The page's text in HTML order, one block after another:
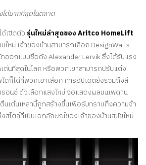
ด้มากที่สุดในตลาด
เปิดตัว รุ่นใหม่ล่าสุดของ Aritco HomeLift
หม่ เจ้าของบ้านสามารถเลือก DesignWalls
ออกแบบชื่อดัง Alexander Lervik ซึ่งได้รับแรง
ด่นที่สุดในโลก หรือพวกเขาสามารถปรับแต่ง
ดก็ได้ที่พวกเขาเลือก การอัปเดตยังรวมถึงสี
อนซ์ ตัวเลือกแสงใหม่ จอแสดงผลบนเพดาน
นเต้นเหล่านี้ถูกสร้างขึ้นเพื่อรับทราบถึงความจํา
สไตล์ที่เป็นเอกลักษณ์ของเจ้าของบ้านสมัยใหม่